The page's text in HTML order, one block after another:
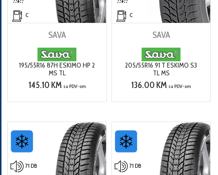
C
SAVA
195/55R16 87H ESKIMO HP 2
MS TL
145.10 KM sa PDV-om
C
SAVA
205/55R16 91 T ESKIMO S3
TL MS
136.00 KM sa PDV-om
71 DB 71 DB